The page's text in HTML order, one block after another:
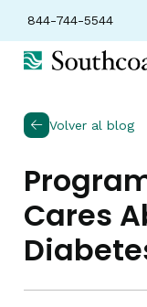
844-744-5544
Volver al blog
Cares